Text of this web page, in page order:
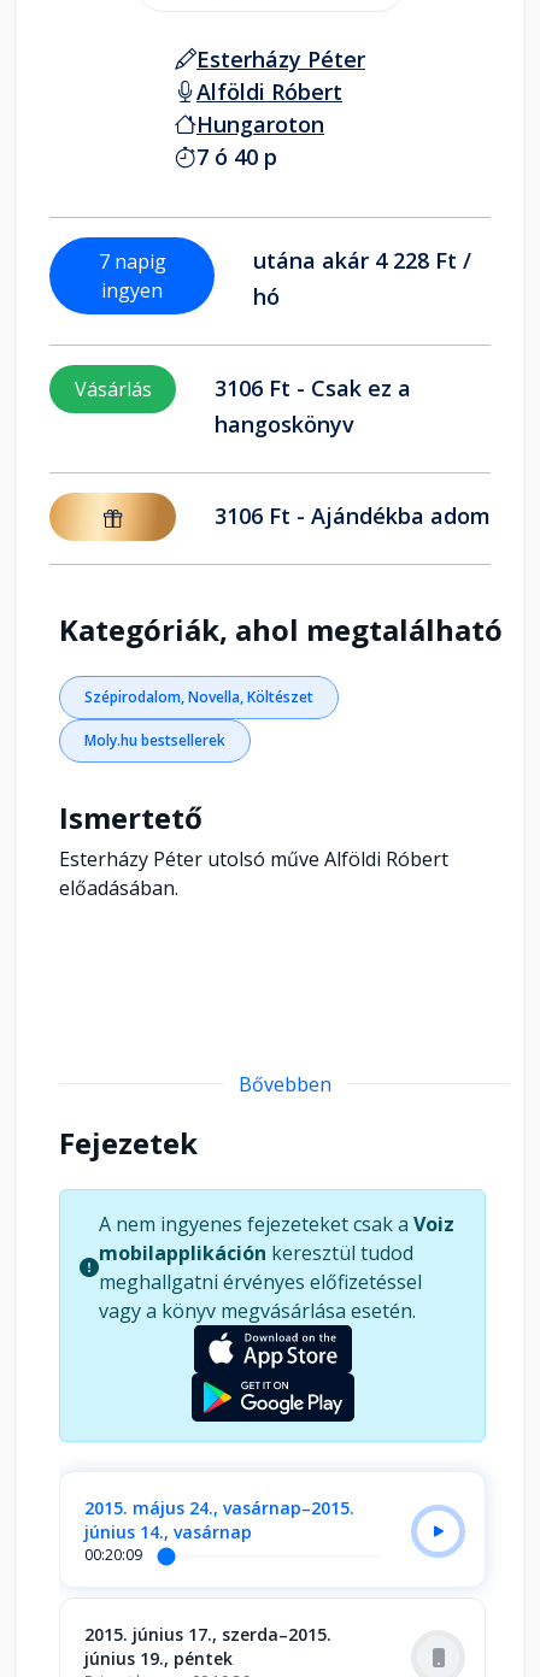
Esterházy Péter
Alföldi Róbert
Hungaroton
7 ó 40 p
7 napig
ingyen
utána akár 4 228 Ft /
hó
Vásárlás
3106 Ft - Csak ez a
hangoskönyv
3106 Ft - Ajándékba adom
Kategóriák, ahol megtalálható
Szépirodalom, Novella, Költészet
Moly.hu bestsellerek
Ismertető
Esterházy Péter utolsó műve Alföldi Róbert
előadásában.
Bővebben
Fejezetek
A nem ingyenes fejezeteket csak a Voiz
mobilapplikáción keresztül tudod
meghallgatni érvényes előfizetéssel
vagy a könyv megvásárlása esetén.
2015. május 24., vasárnap–2015.
június 14., vasárnap
00:20:09
2015. június 17., szerda–2015.
június 19., péntek